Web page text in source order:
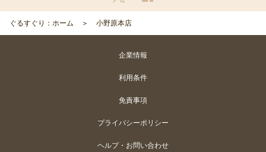
ぐるすぐり：ホーム 小野原本店
企業情報
利用条件
免責事項
プライバシーポリシー
ヘルプ・お問い合わせ